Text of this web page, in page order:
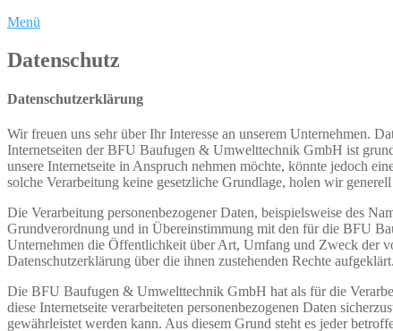
Menü
Datenschutz
Datenschutzerklärung
Wir freuen uns sehr über Ihr Interesse an unserem Unternehmen.
Internetseiten der BFU Baufugen & Umwelttechnik GmbH ist
unsere Internetseite in Anspruch nehmen möchte, könnte jedoch
solche Verarbeitung keine gesetzliche Grundlage, holen wir
Die Verarbeitung personenbezogener Daten, beispielsweise des
Grundverordnung und in Übereinstimmung mit den für die BFU
Unternehmen die Öffentlichkeit über Art, Umfang und Zweck der
Datenschutzerklärung über die ihnen zustehenden Rechte aufgeklärt.
Die BFU Baufugen & Umwelttechnik GmbH hat als für die
diese Internetseite verarbeiteten personenbezogenen Daten
gewährleistet werden kann. Aus diesem Grund steht es jeder